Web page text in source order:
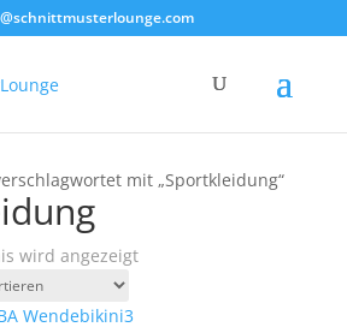
mit „Sportkleidung“
wird angezeigt